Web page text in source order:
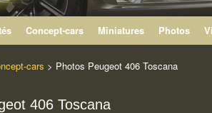
Concept-cars Miniatures Photos
cars > Photos Peugeot 406 Toscana
406 Toscana